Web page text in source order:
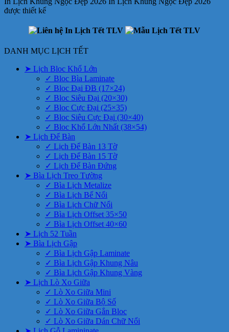
được thiết kế
DANH MỤC LỊCH TẾT
➤ Lịch Bloc Khổ Lớn
✓ Bloc Bìa Laminate
✓ Bloc Đại ĐB (17×24)
✓ Bloc Siêu Đại (20×30)
✓ Bloc Cực Đại (25×35)
✓ Bloc Siêu Cực Đại (30×40)
✓ Bloc Khổ Lớn Nhất (38×54)
➤ Lịch Để Bàn
✓ Lịch Để Bàn 13 Tờ
✓ Lịch Để Bàn 15 Tờ
✓ Lịch Để Bàn Đứng
➤ Bìa Lịch Treo Tường
✓ Bìa Lịch Metalize
✓ Bìa Lịch Bế Nổi
✓ Bìa Lịch Chữ Nổi
✓ Bìa Lịch Offset 35×50
✓ Bìa Lịch Offset 40×60
➤ Lịch 52 Tuần
➤ Bìa Lịch Gập
✓ Bìa Lịch Gập Laminate
✓ Bìa Lịch Gập Khung Nâu
✓ Bìa Lịch Gập Khung Vàng
➤ Lịch Lò Xo Giữa
✓ Lò Xo Giữa Mini
✓ Lò Xo Giữa Bộ Số
✓ Lò Xo Giữa Gắn Bloc
✓ Lò Xo Giữa Dán Chữ Nổi